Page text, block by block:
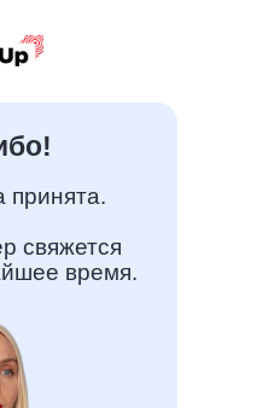
принята.
свяжется
время.